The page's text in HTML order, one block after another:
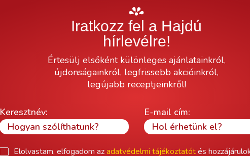
Iratkozz fel a Hajdú
hírlevélre!
Értesülj elsőként különleges ajánlatainkról,
újdonságainkról, legfrissebb akcióinkról,
legújabb receptjeinkről!
Keresztnév: E-mail cím:
Elolvastam, elfogadom azadatvédelmi tájékoztatótés